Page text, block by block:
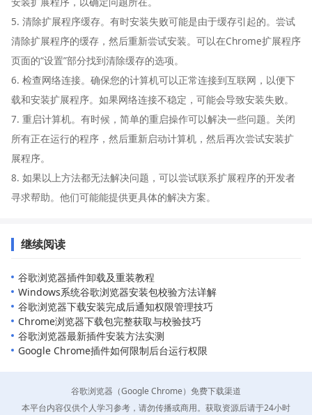
5. 清除扩展程序缓存。有时安装失败可能是由于缓存引起的。尝试
清除扩展程序的缓存，然后重新尝试安装。可以在Chrome扩展程序
页面的“设置”部分找到清除缓存的选项。
6. 检查网络连接。确保您的计算机可以正常连接到互联网，以便下
载和安装扩展程序。如果网络连接不稳定，可能会导致安装失败。
7. 重启计算机。有时候，简单的重启操作可以解决一些问题。关闭
所有正在运行的程序，然后重新启动计算机，然后再次尝试安装扩
展程序。
8. 如果以上方法都无法解决问题，可以尝试联系扩展程序的开发者
寻求帮助。他们可能能提供更具体的解决方案。
继续阅读
谷歌浏览器插件卸载及重装教程
Windows系统谷歌浏览器安装包校验方法详解
谷歌浏览器下载安装完成后通知权限管理技巧
Chrome浏览器下载包完整获取与校验技巧
谷歌浏览器最新插件安装方法实测
Google Chrome插件如何限制后台运行权限
谷歌浏览器（Google Chrome）免费下载渠道
本平台内容仅供个人学习参考，请勿传播或商用。获取资源后请于24小时